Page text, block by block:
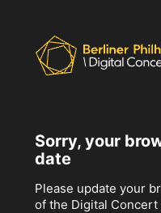
Sorry, your
date
Please update your
of the Digital Concert